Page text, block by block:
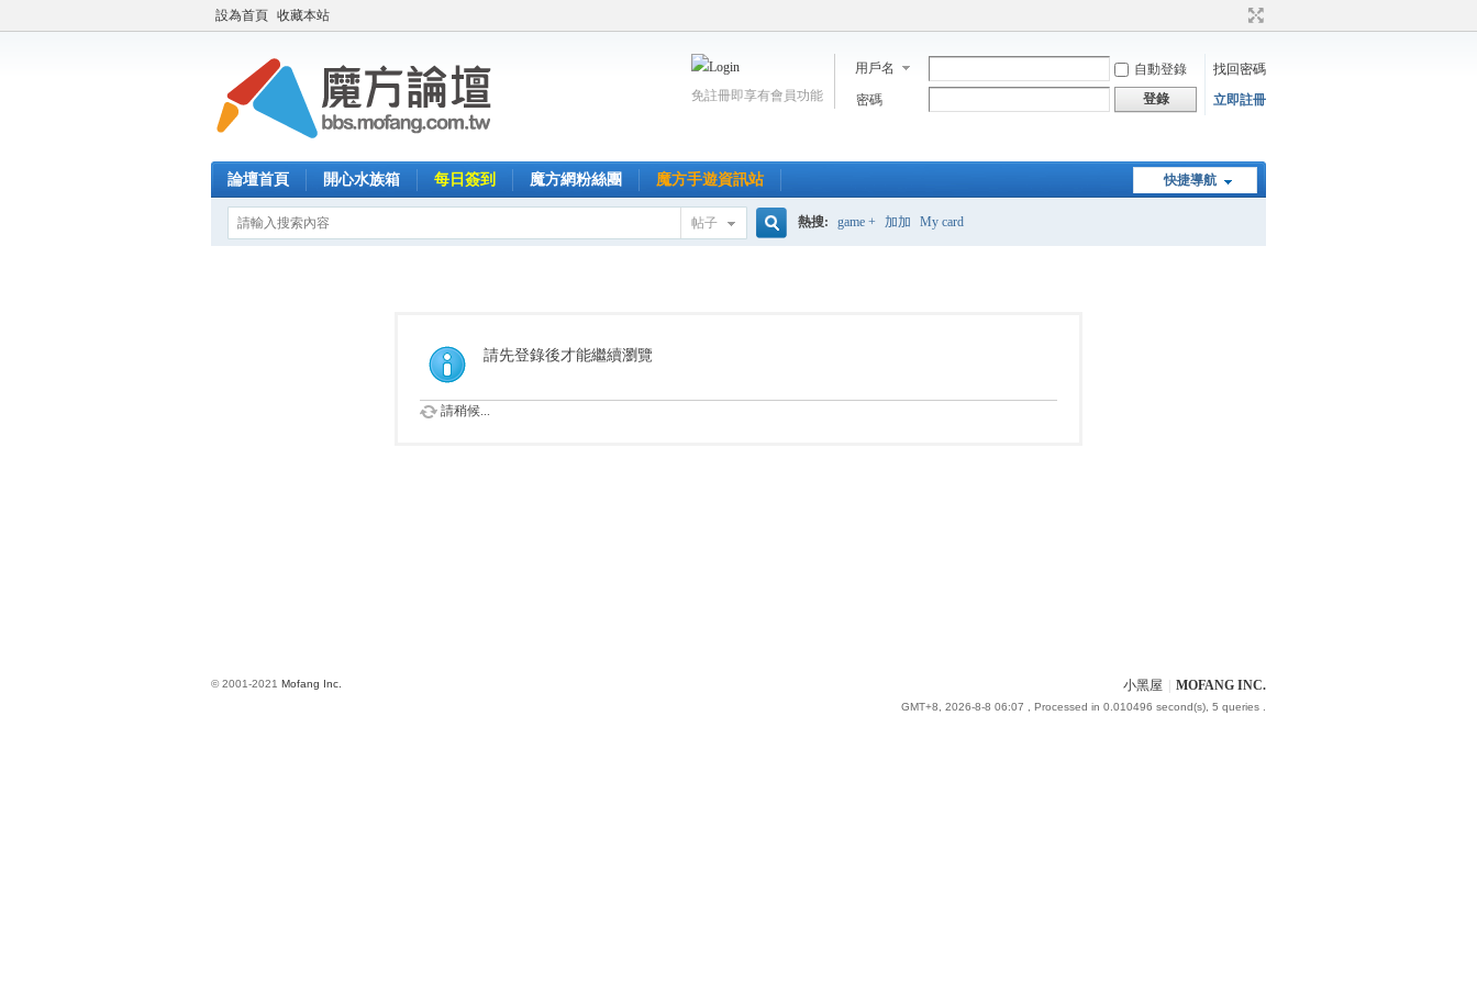
設為首頁 收藏本站
用戶名 自動登錄
找回密碼
密碼
登錄 立即註冊
免註冊即享有會員功能
快捷導航
論壇首頁 開心水族箱 每日簽到 魔方網粉絲團 魔方手遊資訊站
帖子 熱搜: game + 加加 My card
請先登錄後才能繼續瀏覽
請稍候...
小黑屋 MOFANG INC.
GMT+8, 2026-8-8 06:07 , Processed in 0.010496 second(s), 5 queries .
© 2001-2021 Mofang Inc.